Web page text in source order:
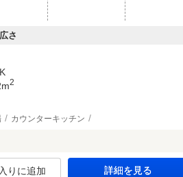
さ
2
カウンターキッチン
りに追加 詳細を見る